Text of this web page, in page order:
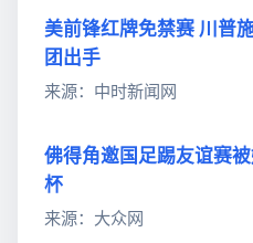
美前锋红牌免禁赛 川普
团出手
来源：中时新闻网
佛得角邀国足踢友谊赛
杯
来源：大众网